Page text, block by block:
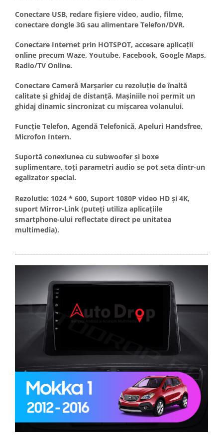
Conectare USB, redare fișiere video, audio, filme,
conectare dongle 3G sau alimentare Telefon/DVR.
Conectare Internet prin HOTSPOT, accesare aplicații
online precum Waze, Youtube, Facebook, Google Maps,
Radio/TV Online.
Conectare Cameră Marșarier cu rezoluție de înaltă
calitate și ghidaj de distanță. Mașiniile noi permit un
ghidaj dinamic sincronizat cu mișcarea volanului.
Funcție Telefon, Agendă Telefonică, Apeluri Handsfree,
Microfon Intern.
Suportă conexiunea cu subwoofer și boxe
suplimentare, toți parametri audio se pot seta dintr-un
egalizator special.
Rezolutie: 1024 * 600, Suport 1080P video HD și 4K,
suport Mirror-Link (puteți utiliza aplicațiile
smartphone-ului reflectate direct pe unitatea
multimedia).